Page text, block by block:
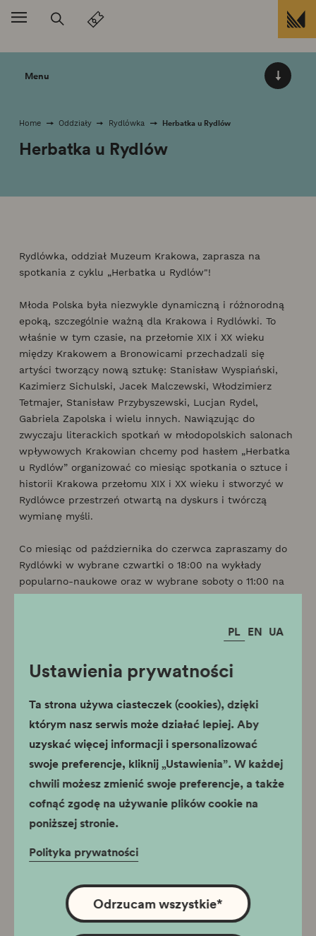
Przejdź do treści
PL EN UA
Ustawienia prywatności
Ta strona używa ciasteczek (cookies), dzięki
którym nasz serwis może działać lepiej. Aby
uzyskać więcej informacji i spersonalizować
swoje preferencje, kliknij „Ustawienia”. W każdej
chwili możesz zmienić swoje preferencje, a także
cofnąć zgodę na używanie plików cookie na
poniższej stronie.
Polityka prywatności
Odrzucam wszystkie*
Menu
Home Oddziały Rydlówka Herbatka u Rydlów
Herbatka u Rydlów
Rydlówka, oddział Muzeum Krakowa, zaprasza na
spotkania z cyklu „Herbatka u Rydlów"!
Młoda Polska była niezwykle dynamiczną i różnorodną
epoką, szczególnie ważną dla Krakowa i Rydlówki. To
właśnie w tym czasie, na przełomie XIX i XX wieku
między Krakowem a Bronowicami przechadzali się
artyści tworzący nową sztukę: Stanisław Wyspiański,
Kazimierz Sichulski, Jacek Malczewski, Włodzimierz
Tetmajer, Stanisław Przybyszewski, Lucjan Rydel,
Gabriela Zapolska i wielu innych. Nawiązując do
zwyczaju literackich spotkań w młodopolskich salonach
wpływowych Krakowian chcemy pod hasłem „Herbatka
u Rydlów” organizować co miesiąc spotkania o sztuce i
historii Krakowa przełomu XIX i XX wieku i stworzyć w
Rydlówce przestrzeń otwartą na dyskurs i twórczą
wymianę myśli.
Co miesiąc od października do czerwca zapraszamy do
Rydlówki w wybrane czwartki o 18:00 na wykłady
popularno-naukowe oraz w wybrane soboty o 11:00 na
warsztaty tematyczne dla dzieci.